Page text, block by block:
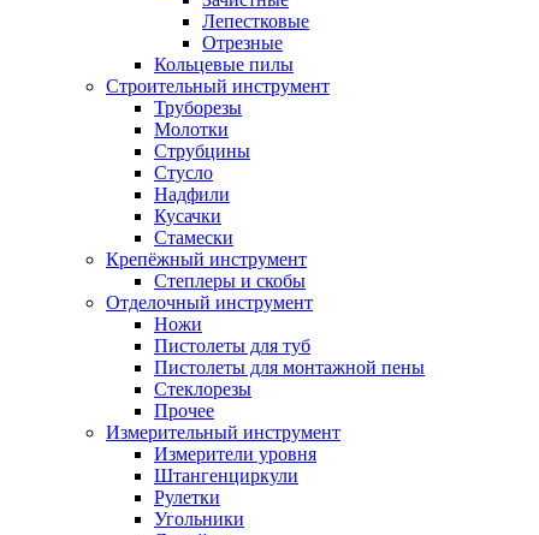
Лепестковые
Отрезные
Кольцевые пилы
Строительный инструмент
Труборезы
Молотки
Струбцины
Стусло
Надфили
Кусачки
Стамески
Крепёжный инструмент
Степлеры и скобы
Отделочный инструмент
Ножи
Пистолеты для туб
Пистолеты для монтажной пены
Стеклорезы
Прочее
Измерительный инструмент
Измерители уровня
Штангенциркули
Рулетки
Угольники